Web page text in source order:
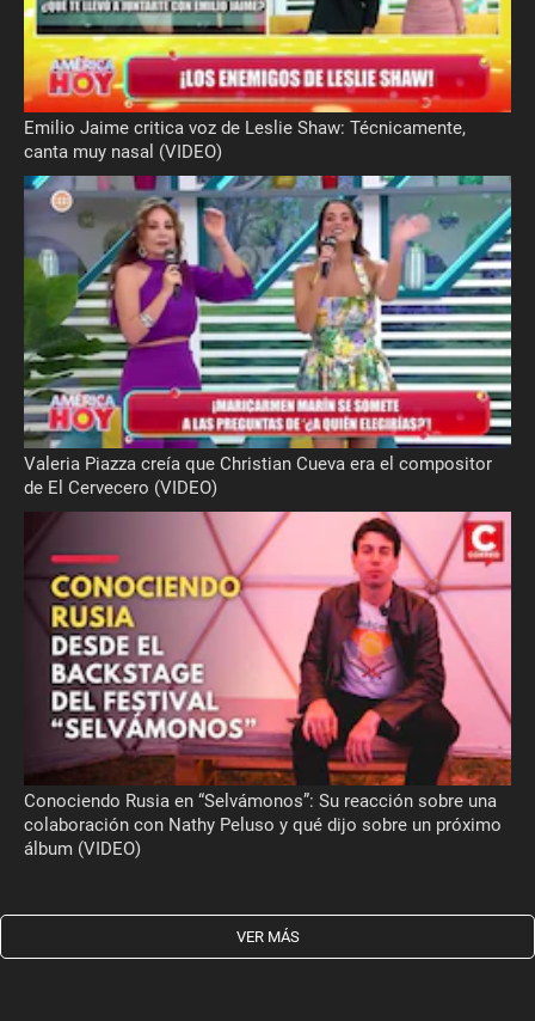
Emilio Jaime critica voz de Leslie Shaw: Técnicamente,
canta muy nasal (VIDEO)
Valeria Piazza creía que Christian Cueva era el compositor
de El Cervecero (VIDEO)
Conociendo Rusia en “Selvámonos”: Su reacción sobre una
colaboración con Nathy Peluso y qué dijo sobre un próximo
álbum (VIDEO)
VER MÁS